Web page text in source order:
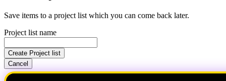
Save items to a project list which you can come back later.
Project list name
Create Project list
Cancel